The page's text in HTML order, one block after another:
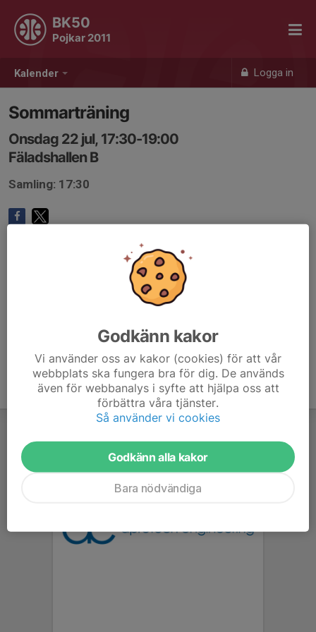
Kalender Logga in
BK50
Pojkar 2011
Sommarträning
Onsdag 22 jul, 17:30-19:00
Fäladshallen B
Samling: 17:30
Godkänn kakor
Vi använder oss av kakor (cookies) för att vår
webbplats ska fungera bra för dig. De används
även för webbanalys i syfte att hjälpa oss att
förbättra våra tjänster.
Så använder vi cookies
Godkänn alla kakor
Bara nödvändiga